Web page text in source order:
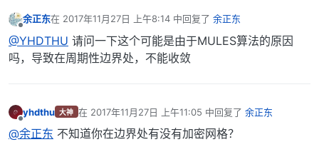
余正东在 2017年11月27日 上午8:14 中回复了 余正东
最后由 编辑
@YHDTHU 请问一下这个可能是由于MULES算法的原因
吗，导致在周期性边界处，不能收敛
yhdthu 大神 在 2017年11月27日 上午11:05 中回复了 余正东
最后由 编辑
@余正东 不知道你在边界处有没有加密网格？